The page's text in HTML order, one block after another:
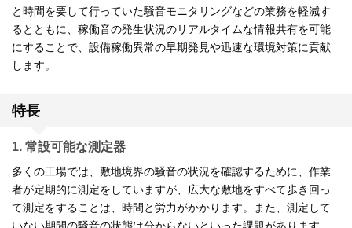
と時間を要して行っていた騒音モニタリングなどの業務を軽減す
るとともに、稼働音の発生状況のリアルタイムな情報共有を可能
にすることで、設備稼働異常の早期発見や迅速な環境対策に貢献
します。
特長
1. 常設可能な測定器
多くの工場では、敷地境界の騒音の状況を確認するために、作業
者が定期的に測定をしていますが、広大な敷地をすべて歩き回っ
て測定をすることは、時間と労力がかかります。また、測定して